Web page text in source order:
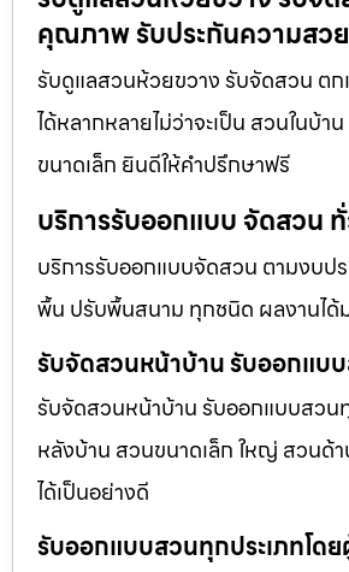
คุณภาพ รับประกันความสว
รับดูแลสวนห้วยขวาง รับจัดสวน ต
ได้หลากหลายไม่ว่าจะเป็น สวนใน
ขนาดเล็ก ยินดีให้คำปรึกษาฟรี
บริการรับออกแบบ จัดสวน
บริการรับออกแบบจัดสวน ตามงบป
พื้น ปรับพื้นสนาม ทุกชนิด ผลงานได้
รับจัดสวนหน้าบ้าน รับออกแบ
รับจัดสวนหน้าบ้าน รับออกแบบสวน
หลังบ้าน สวนขนาดเล็ก ใหญ่ สวนด้
ได้เป็นอย่างดี
รับออกแบบสวนทุกประเภทโด